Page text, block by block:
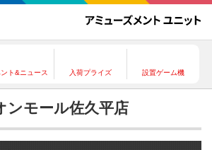
ト&ニュース 入荷プライズ 設置ゲーム機
ンモール佐久平店